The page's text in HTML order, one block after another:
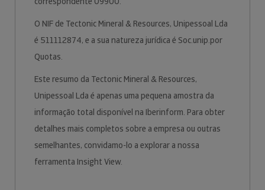
O NIF de Tectonic Mineral & Resources, Unipessoal Lda
é 511112874, e a sua natureza jurídica é Soc.unip.por
Quotas.
Este resumo da Tectonic Mineral & Resources,
Unipessoal Lda é apenas uma pequena amostra da
informação total disponível na Iberinform. Para obter
detalhes mais completos sobre a empresa ou outras
semelhantes, convidamo-lo a explorar a nossa
ferramenta Insight View.